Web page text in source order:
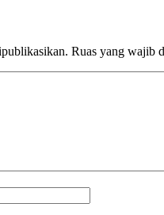
Ruas yang wajib